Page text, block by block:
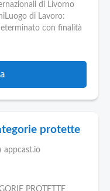
di Livorno
di Lavoro:
con finalità
protette
appcast.io
PROTETTE